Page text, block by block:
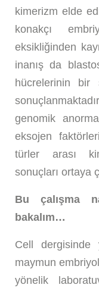
kimerizm elde
konakçı
eksikliğinden
inanış da
hücrelerinin bir
genomik
eksojen
türler arası
sonuçları ortaya
Bu çalışma
bakalım…
Cell dergisinde
maymun
yönelik